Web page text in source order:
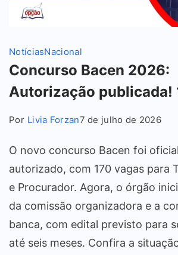
NotíciasNacional
Concurso Bacen 2026:
Autorização publicada!
Por Livia Forzan7 de julho de 2026
O novo concurso Bacen foi
autorizado, com 170 vagas para
e Procurador. Agora, o órgão
da comissão organizadora e a
banca, com edital previsto para
até seis meses. Confira a